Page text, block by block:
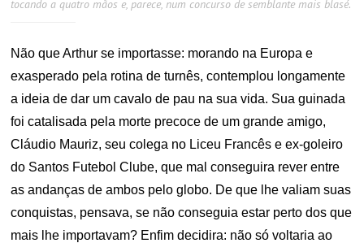
tocando a quatro mãos e, parece, num concurso de semblante mais blasé.
Não que Arthur se importasse: morando na Europa e
exasperado pela rotina de turnês, contemplou longamente
a ideia de dar um cavalo de pau na sua vida. Sua guinada
foi catalisada pela morte precoce de um grande amigo,
Cláudio Mauriz, seu colega no Liceu Francês e ex-goleiro
do Santos Futebol Clube, que mal conseguira rever entre
as andanças de ambos pelo globo. De que lhe valiam suas
conquistas, pensava, se não conseguia estar perto dos que
mais lhe importavam? Enfim decidira: não só voltaria ao